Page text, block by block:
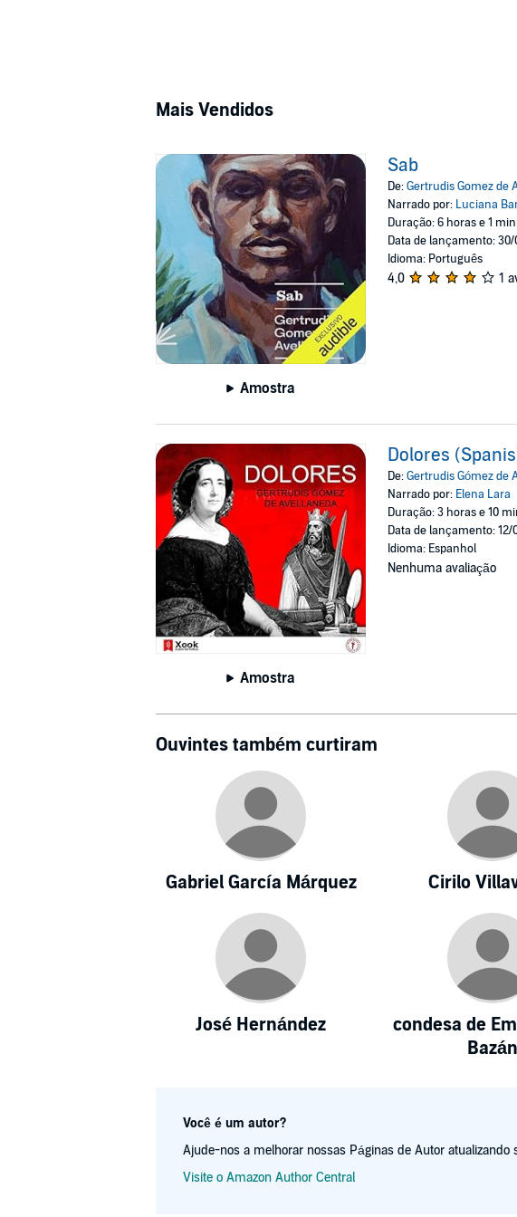
Mais Vendidos
Amostra
Sab
De:Gertrudis Gomez de
Narrado por: Luciana
Duração: 6 horas e 1
Data de lançamento:
Idioma: Português
4,0 1
Amostra
Dolores
De:Gertrudis Gómez de
Narrado por: Elena Lara
Duração: 3 horas e 10
Data de lançamento: 12/
Idioma: Espanhol
Nenhuma avaliação
Ouvintes também curtiram
Gabriel García Márquez Cirilo
José Hernández
condesa de
Bazán
Você é um autor?
Ajude-nos a melhorar nossas Páginas de Autor
Visite o Amazon Author Central